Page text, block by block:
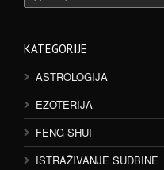
KATEGORIJE
ASTROLOGIJA
EZOTERIJA
FENG SHUI
ISTRAŽIVANJE SUDBINE